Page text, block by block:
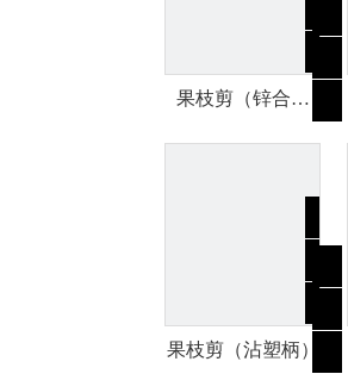
果枝剪（锌合金
果枝剪（沾塑柄）